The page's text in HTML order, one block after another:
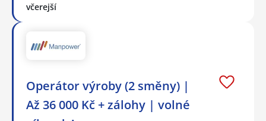
včerejší
Operátor výroby (2 směny) |
Až 36 000 Kč + zálohy | volné